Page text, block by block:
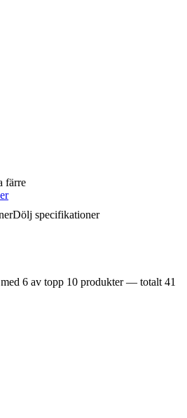
färre
Dölj specifikationer
med 6 av topp 10 produkter — totalt 41